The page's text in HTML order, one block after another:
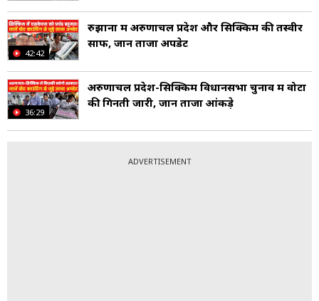
42:42
रुझानों में अरुणाचल प्रदेश और सिक्किम की तस्वीर
साफ, जानें ताजा अपडेट
36:29
अरुणाचल प्रदेश-सिक्किम विधानसभा चुनाव में वोटों
की गिनती जारी, जानें ताजा आंकड़े
ADVERTISEMENT